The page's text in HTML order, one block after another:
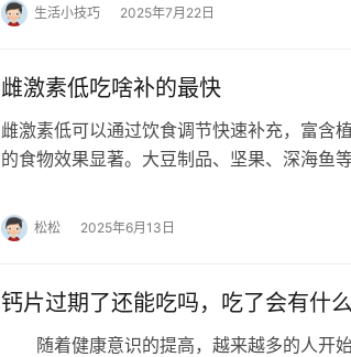
生活小技巧 2025年7月22日
雌激素低吃啥补的最快
雌激素低可以通过饮食调节快速补充，富含
的食物效果显著。大豆制品、坚果、深海鱼
松松 2025年6月13日
钙片过期了还能吃吗，吃了会有什
随着健康意识的提高，越来越多的人开